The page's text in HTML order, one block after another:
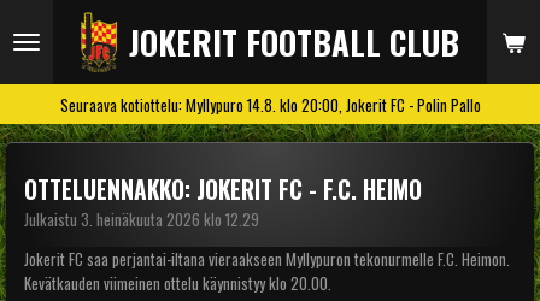
pääsisältöön
JOKERIT FOOTBALL CLUB
Seuraava kotiottelu: Myllypuro 14.8. klo 20:00, Jokerit FC - Polin Pallo
OTTELUENNAKKO: JOKERIT FC - F.C. HEIMO
Julkaistu 3. heinäkuuta 2026 klo 12.29
Jokerit FC saa perjantai-iltana vieraakseen Myllypuron tekonurmelle F.C. Heimon.
Kevätkauden viimeinen ottelu käynnistyy klo 20.00.